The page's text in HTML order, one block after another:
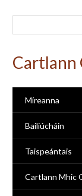
Cartlann
Míreanna
Bailiúcháin
Taispeántais
Cartlann Mhic